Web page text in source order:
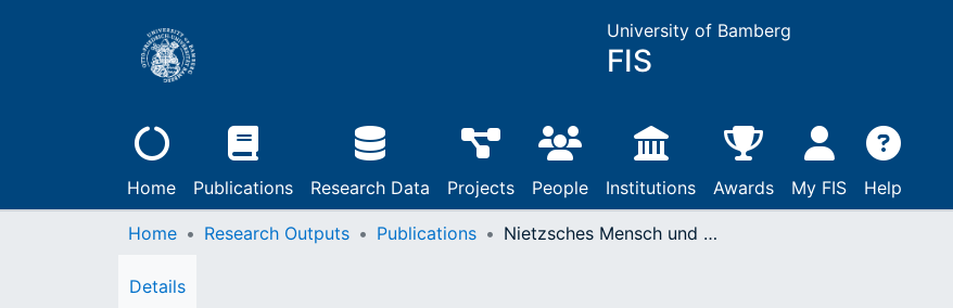
University of Bamberg
FIS
Home Publications Research Data Projects People Institutions Awards My FIS Help
Home Research Outputs Publications Nietzsches Mensch und Nietzsches Gott : das Spätwerk als philosophisch-theologisches Programm
Details